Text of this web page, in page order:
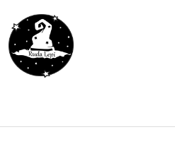
Przejdź do treści głównej
Przejdź do wyszukiwarki
Przejdź do moje konto
Przejdź do menu głównego
Przejdź do stopki